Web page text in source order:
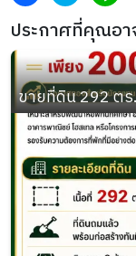
ประกาศที่คุณอา
ขายที่ดิน 292 ตร